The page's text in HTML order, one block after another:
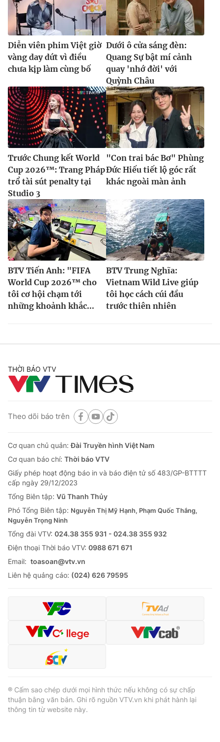
Diễn viên phim Việt giờ
vàng day dứt vì điều
chưa kịp làm cùng bố
Dưới ô cửa sáng đèn:
Quang Sự bật mí cảnh
quay 'nhớ đời' với
Quỳnh Châu
Trước Chung kết World
Cup 2026™: Trang Pháp
trổ tài sút penalty tại
Studio 3
"Con trai bác Bơ" Phùng
Đức Hiếu tiết lộ góc rất
khác ngoài màn ảnh
BTV Tiến Anh: "FIFA
World Cup 2026™ cho
tôi cơ hội chạm tới
những khoảnh khắc...
BTV Trung Nghĩa:
Vietnam Wild Live giúp
tôi học cách cúi đầu
trước thiên nhiên
THỜI BÁO VTV
Theo dõi báo trên
Cơ quan chủ quản:Đài Truyền hình Việt Nam
Cơ quan báo chí: Thời báo VTV
Giấy phép hoạt động báo in và báo điện tử số 483/GP-BTTTT
cấp ngày 29/12/2023
Tổng Biên tập: Vũ Thanh Thủy
Phó Tổng Biên tập: Nguyễn Thị Mỹ Hạnh, Phạm Quốc Thắng,
Nguyễn Trọng Ninh
Tổng đài VTV: 024.38 355 931 - 024.38 355 932
Ðiện thoại Thời báo VTV: 0988 671 671
Email: toasoan@vtv.vn
Liên hệ quảng cáo: (024) 626 79595
® Cấm sao chép dưới mọi hình thức nếu không có sự chấp
thuận bằng văn bản. Ghi rõ nguồn VTV.vn khi phát hành lại
thông tin từ website này.